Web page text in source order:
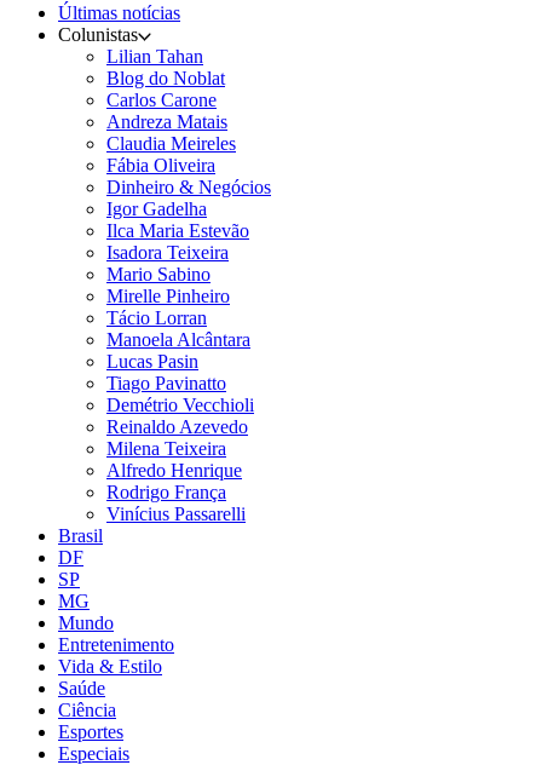
Últimas notícias
Colunistas
Lilian Tahan
Blog do Noblat
Carlos Carone
Andreza Matais
Claudia Meireles
Fábia Oliveira
Dinheiro & Negócios
Igor Gadelha
Ilca Maria Estevão
Isadora Teixeira
Mario Sabino
Mirelle Pinheiro
Tácio Lorran
Manoela Alcântara
Lucas Pasin
Tiago Pavinatto
Demétrio Vecchioli
Reinaldo Azevedo
Milena Teixeira
Alfredo Henrique
Rodrigo França
Vinícius Passarelli
Brasil
DF
SP
MG
Mundo
Entretenimento
Vida & Estilo
Saúde
Ciência
Esportes
Especiais